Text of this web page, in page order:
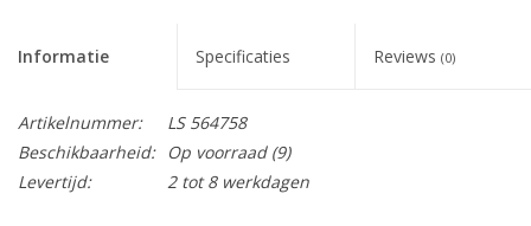
Informatie Specificaties Reviews (0)
Artikelnummer:
LS 564758
Beschikbaarheid:
Op voorraad(9)
Levertijd:
2 tot 8 werkdagen